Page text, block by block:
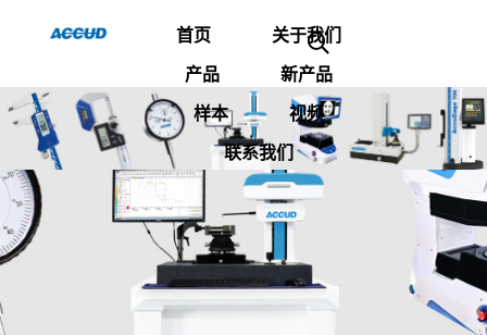
首页 关于我们
产品 新产品
样本 视频
联系我们